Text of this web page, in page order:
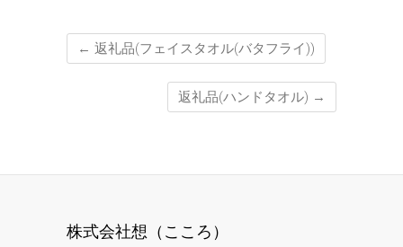
← 返礼品(フェイスタオル(バタフライ))
返礼品(ハンドタオル) →
株式会社想（こころ）